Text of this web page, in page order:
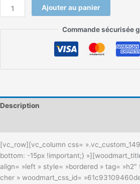
Ajouter au panier
Commande sécurisée
Description
[vc_row][vc_column css=
bottom: -15px !important;}
align= »left » style= »bordered » tag=
cher » woodmart_css_id=